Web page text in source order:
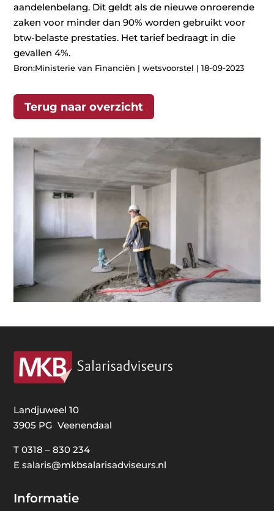
aandelenbelang. Dit geldt als de nieuwe onroerende
zaken voor minder dan 90% worden gebruikt voor
btw-belaste prestaties. Het tarief bedraagt in die
gevallen 4%.
Bron:Ministerie van Financiën | wetsvoorstel | 18-09-2023
Terug naar overzicht
Landjuweel 10
3905 PG Veenendaal
T0318 – 830 234
Esalaris@mkbsalarisadviseurs.nl
Informatie